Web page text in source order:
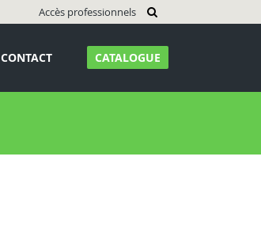
Accès professionnels
CONTACT CATALOGUE